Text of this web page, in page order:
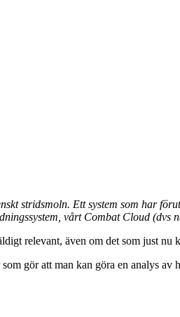
stridsmoln. Ett system som har
vårt Combat Cloud (dvs
relevant, även om det som just nu
gör att man kan göra en analys